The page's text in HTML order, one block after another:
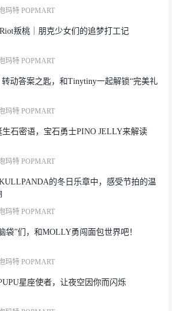
玛特 POPMART
Riot叛桃｜朋克少女们的追梦打工记
玛特 POPMART
转动答案之匙，和Tinytiny一起解锁“完美礼
玛特 POPMART
生石密语，宝石勇士PINO JELLY来解读
玛特 POPMART
的冬日乐章中，感受节拍的温
玛特 POPMART
袋”们，和MOLLY勇闯面包世界吧！
玛特 POPMART
星座使者，让夜空因你而闪烁